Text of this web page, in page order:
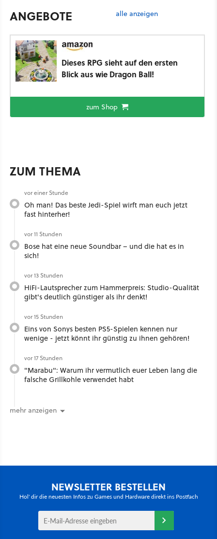
ANGEBOTE alle anzeigen
Dieses RPG sieht auf den ersten
Blick aus wie Dragon Ball!
zum Shop
ZUM THEMA
vor einer Stunde
Oh man! Das beste Jedi-Spiel wirft man euch jetzt
fast hinterher!
vor 11 Stunden
Bose hat eine neue Soundbar – und die hat es in
sich!
vor 13 Stunden
HiFi-Lautsprecher zum Hammerpreis: Studio-Qualität
gibt's deutlich günstiger als ihr denkt!
vor 15 Stunden
Eins von Sonys besten PS5-Spielen kennen nur
wenige - jetzt könnt ihr günstig zu ihnen gehören!
vor 17 Stunden
"Marabu": Warum ihr vermutlich euer Leben lang die
falsche Grillkohle verwendet habt
mehr anzeigen
NEWSLETTER BESTELLEN
Hol' dir die neuesten Infos zu Games und Hardware direkt ins Postfach